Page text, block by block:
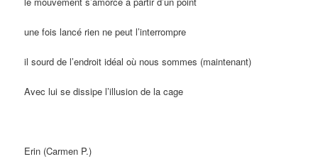
une fois lancé rien ne peut l’interrompre
il sourd de l’endroit idéal où nous sommes (maintenant)
Avec lui se dissipe l’illusion de la cage
Erin (Carmen P.)